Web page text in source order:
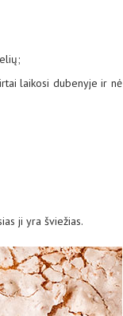
laikosi dubenyje ir nė
ji yra šviežias.